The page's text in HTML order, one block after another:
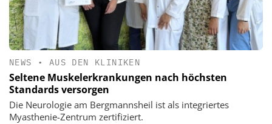
NEWS • AUS DEN KLINIKEN
Seltene Muskelerkrankungen nach höchsten
Standards versorgen
Die Neurologie am Bergmannsheil ist als integriertes
Myasthenie-Zentrum zertifiziert.